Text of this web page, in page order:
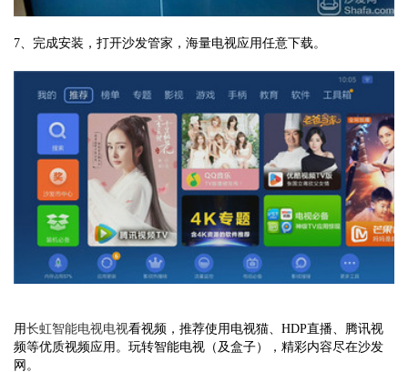
7、完成安装，打开沙发管家，海量电视应用任意下载。
用长虹智能电视电视看视频，推荐使用电视猫、HDP直播、腾讯视
频等优质视频应用。玩转智能电视（及盒子），精彩内容尽在沙发
网。